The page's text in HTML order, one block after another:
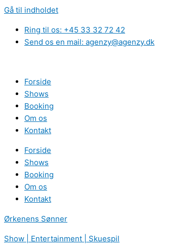
Gå til indholdet
Ring til os: +45 33 32 72 42
Send os en mail: agenzy@agenzy.dk
Forside
Shows
Booking
Om os
Kontakt
Forside
Shows
Booking
Om os
Kontakt
Ørkenens Sønner
Show | Entertainment | Skuespil